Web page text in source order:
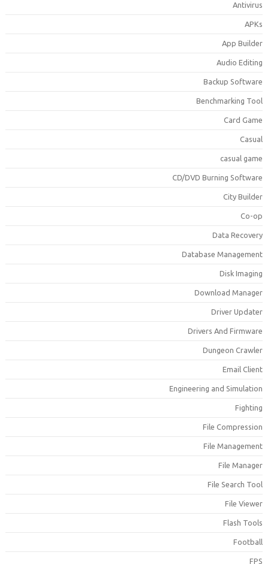
App
Audio
Backup
Benchmarking
Card
casual
CD/DVD Burning
City
Co-
Data
Database
Disk
Download
Driver
Drivers And
Dungeon
Email
Engineering and
File
File
File
File Search
File
Flash